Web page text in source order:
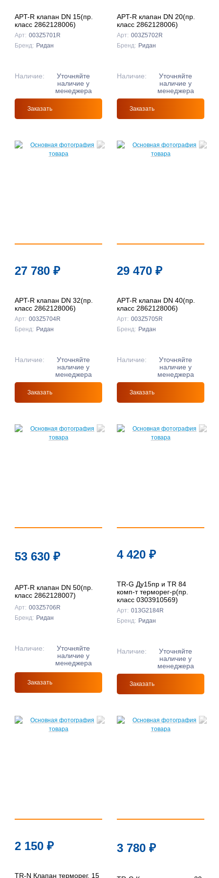
APT-R клапан DN 15(пр.
класс 2862128006)
Арт: 003Z5701R
Бренд: Ридан
Наличие:
Уточняйте
наличие у
менеджера
Заказать
APT-R клапан DN 20(пр.
класс 2862128006)
Арт: 003Z5702R
Бренд: Ридан
Наличие:
Уточняйте
наличие у
менеджера
Заказать
27 780 ₽
APT-R клапан DN 32(пр.
класс 2862128006)
Арт: 003Z5704R
Бренд: Ридан
Наличие:
Уточняйте
наличие у
менеджера
Заказать
29 470 ₽
APT-R клапан DN 40(пр.
класс 2862128006)
Арт: 003Z5705R
Бренд: Ридан
Наличие:
Уточняйте
наличие у
менеджера
Заказать
53 630 ₽
APT-R клапан DN 50(пр.
класс 2862128007)
Арт: 003Z5706R
Бренд: Ридан
Наличие:
Уточняйте
наличие у
менеджера
Заказать
4 420 ₽
TR-G Ду15пр и TR 84
комп-т терморег-р(пр.
класс 0303910569)
Арт: 013G2184R
Бренд: Ридан
Наличие:
Уточняйте
наличие у
менеджера
Заказать
2 150 ₽
TR-N Клапан терморег. 15
3 780 ₽